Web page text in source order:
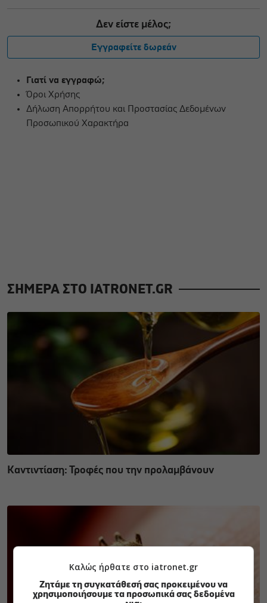
Δεν είστε μέλος;
Εγγραφείτε δωρεάν
Γιατί να εγγραφώ;
Όροι Χρήσης
Δήλωση Απορρήτου και Προστασίας Δεδομένων
Προσωπικού Χαρακτήρα
ΣΗΜΕΡΑ ΣΤΟ IATRONET.GR
Καντιντίαση: Τροφές που την προλαμβάνουν
Καλώς ήρθατε στο iatronet.gr
Ζητάμε τη συγκατάθεσή σας προκειμένου να
χρησιμοποιήσουμε τα προσωπικά σας δεδομένα